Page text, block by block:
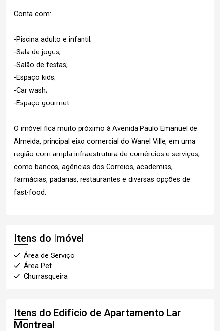
Conta com:
-Piscina adulto e infantil;
-Sala de jogos;
-Salão de festas;
-Espaço kids;
-Car wash;
-Espaço gourmet.
O imóvel fica muito próximo à Avenida Paulo Emanuel de
Almeida, principal eixo comercial do Wanel Ville, em uma
região com ampla infraestrutura de comércios e serviços,
como bancos, agências dos Correios, academias,
farmácias, padarias, restaurantes e diversas opções de
fast-food.
Itens do Imóvel
Área de Serviço
Área Pet
Churrasqueira
Itens do Edifício de Apartamento Lar
Montreal